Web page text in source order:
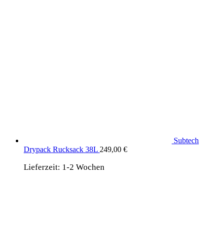
Subtech
Drypack Rucksack 38L 249,00 €
Lieferzeit: 1-2 Wochen